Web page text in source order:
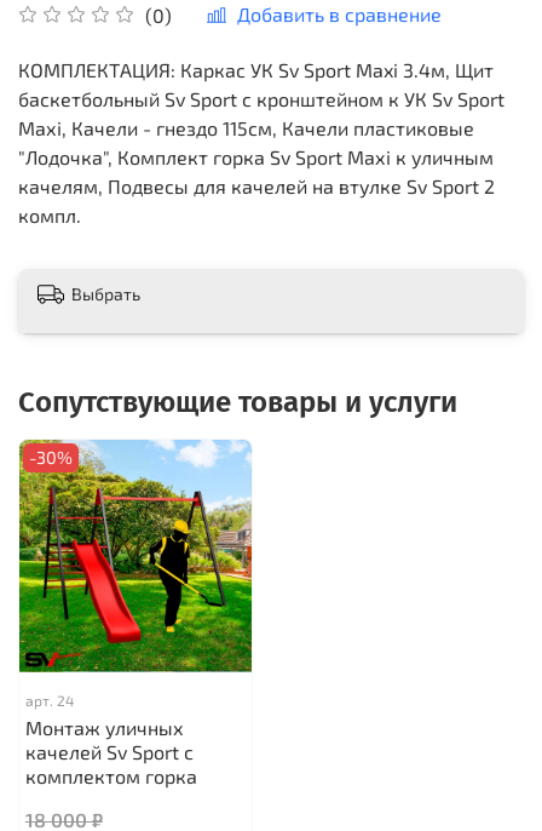
(0) Добавить в сравнение
КОМПЛЕКТАЦИЯ: Каркас УК Sv Sport Maxi 3.4м, Щит
баскетбольный Sv Sport c кронштейном к УК Sv Sport
Maхi, Качели - гнездо 115см, Качели пластиковые
"Лодочка", Комплект горка Sv Sport Махi к уличным
качелям, Подвесы для качелей на втулке Sv Sport 2
компл.
Выбрать
Сопутствующие товары и услуги
-30%
арт. 24
Монтаж уличных
качелей Sv Sport с
комплектом горка
18 000 ₽